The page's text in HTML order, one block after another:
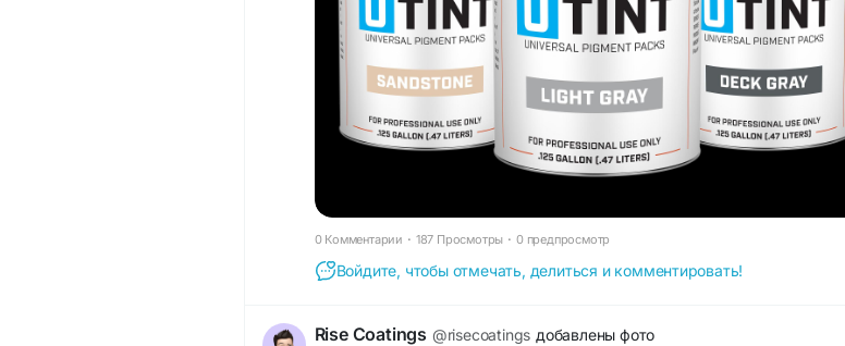
0 Комментарии · 187 Просмотры · 0 предпросмотр
Войдите, чтобы отмечать, делиться и комментировать!
Rise Coatings @risecoatings добавлены фото